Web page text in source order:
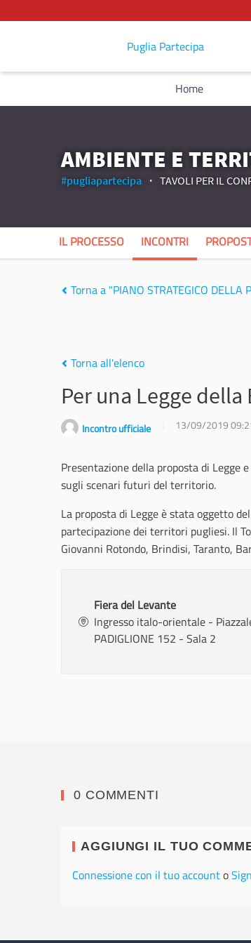
Puglia Partecipa
Home
AMBIENTE E
#pugliapartecipa TAVOLI PER IL
IL PROCESSO INCONTRI
Torna a "PIANO STRATEGICO DELLA
Torna all'elenco
Per una Legge della
Incontro ufficiale 13/09/2019
Presentazione della proposta di
sugli scenari futuri del territorio.
La proposta di Legge è stata oggetto
partecipazione dei territori pugliesi. Il
Giovanni Rotondo, Brindisi, Taranto,
Fiera del Levante
Ingresso italo-orientale -
PADIGLIONE 152 - Sala 2
0 COMMENTI
AGGIUNGI IL TUO
Connessione con il tuo accounto